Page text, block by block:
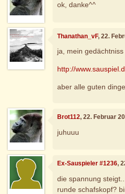
ok, danke^^
Thanathan_vF, 22.
ja, mein
http://
aber alle guten
Brot112, 22. Februar
juhuuu
Ex-Sauspieler #1236,
die spannung
runde schafskopf?